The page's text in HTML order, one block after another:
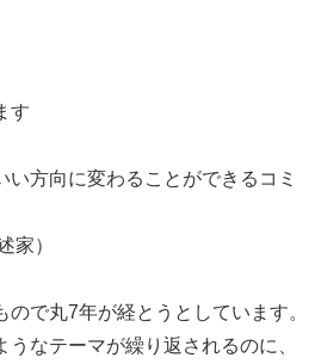
す
い方向に変わることができるコミ
家）
で丸7年が経とうとしています。
なテーマが繰り返されるのに、